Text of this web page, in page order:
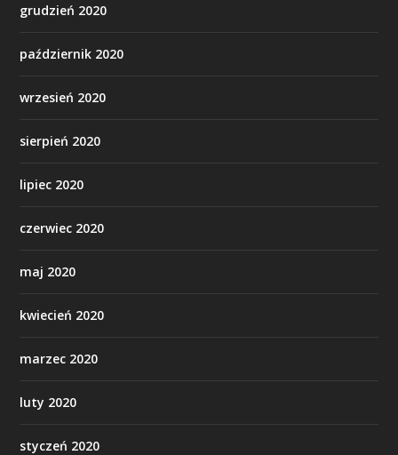
grudzień 2020
październik 2020
wrzesień 2020
sierpień 2020
lipiec 2020
czerwiec 2020
maj 2020
kwiecień 2020
marzec 2020
luty 2020
styczeń 2020